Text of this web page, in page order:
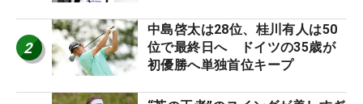
2
中島啓太は28位、桂川有人は50
位で最終日へ ドイツの35歳が
初優勝へ単独首位キープ